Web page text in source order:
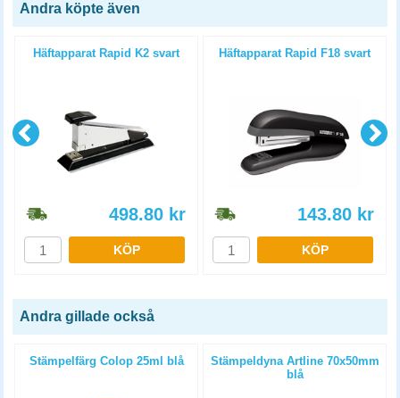
Andra köpte även
Häftapparat Rapid K2 svart
498.80 kr
KÖP
Häftapparat Rapid F18 svart
143.80 kr
KÖP
Andra gillade också
Stämpelfärg Colop 25ml blå
Stämpeldyna Artline 70x50mm
blå